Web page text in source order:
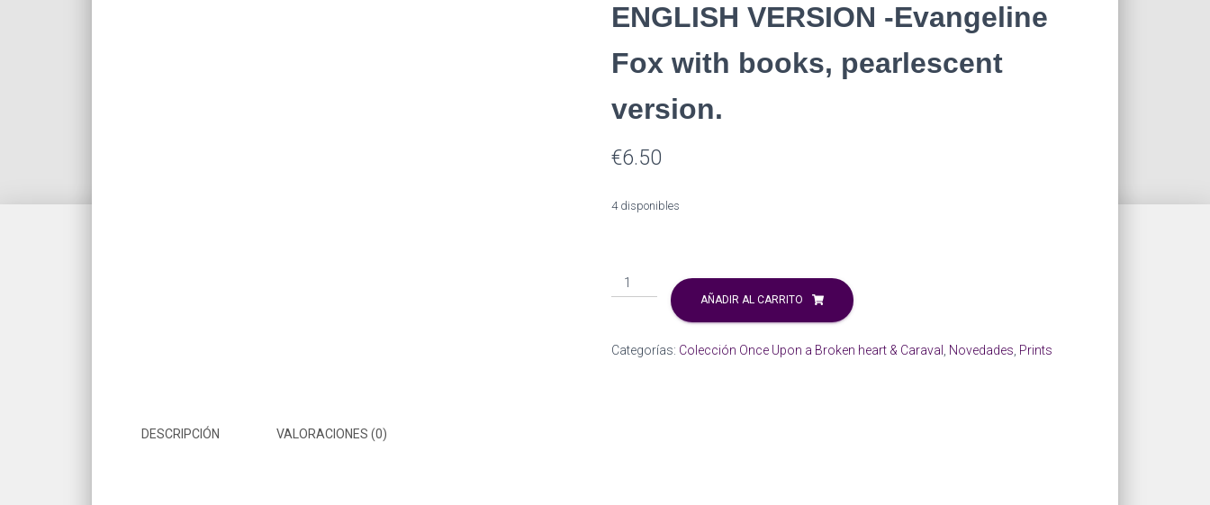
ENGLISH VERSION -Evangeline
Fox with books, pearlescent
version.
€6.50
4 disponibles
ENGLISH
VERSION
Fox
AÑADIR AL CARRITO
Categorías: Colección Once Upon a Broken heart & Caraval Novedades Prints
DESCRIPCIÓN VALORACIONES (0)